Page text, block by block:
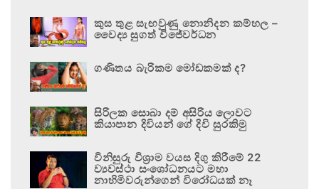
කුස තුළ සැඟවුණු නොනිදන කම්හල –
වෛද්‍ය සුගත් විජේවර්ධන
ගණිතය බැරිකම මෝඩකමක් ද?
සිරිලක සොබා දම් අසිරිය ලොවට
කියාපාන දිවියන් ගේ දිවි සුරකිමු
විනිසුරු විශ්‍රාම වයස දිගු කිරීමේ 22
ව්‍යවස්ථා සංශෝධනයට මහා
නාහිමිවරුන්ගෙන් විරෝධයක් නෑ